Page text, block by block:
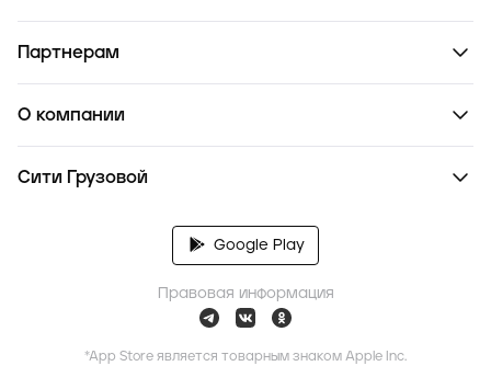
Партнерам
О компании
Сити Грузовой
Google Play
Правовая информация
*App Store является товарным знаком Apple Inc.